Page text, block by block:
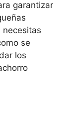
garantizar
necesitas
se
los